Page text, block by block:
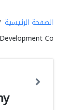
الصفحة الرئيسية
Co